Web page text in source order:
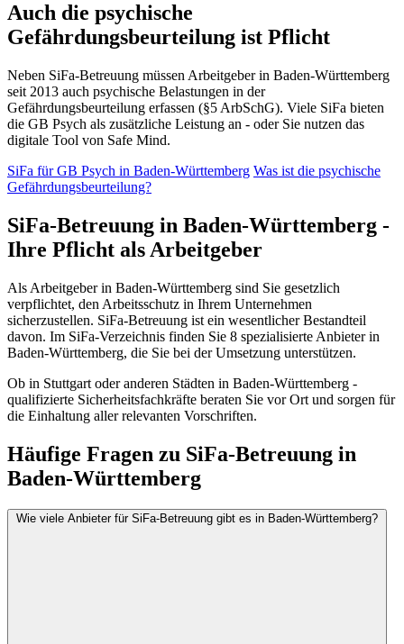
Auch die psychische
Gefährdungsbeurteilung ist Pflicht
Neben SiFa-Betreuung müssen Arbeitgeber in Baden-Württemberg
seit 2013 auch psychische Belastungen in der
Gefährdungsbeurteilung erfassen (§5 ArbSchG). Viele SiFa bieten
die GB Psych als zusätzliche Leistung an - oder Sie nutzen das
digitale Tool von Safe Mind.
SiFa für GB Psych in Baden-Württemberg Was ist die psychische
Gefährdungsbeurteilung?
SiFa-Betreuung in Baden-Württemberg -
Ihre Pflicht als Arbeitgeber
Als Arbeitgeber in Baden-Württemberg sind Sie gesetzlich
verpflichtet, den Arbeitsschutz in Ihrem Unternehmen
sicherzustellen. SiFa-Betreuung ist ein wesentlicher Bestandteil
davon. Im SiFa-Verzeichnis finden Sie 8 spezialisierte Anbieter in
Baden-Württemberg, die Sie bei der Umsetzung unterstützen.
Ob in Stuttgart oder anderen Städten in Baden-Württemberg -
qualifizierte Sicherheitsfachkräfte beraten Sie vor Ort und sorgen für
die Einhaltung aller relevanten Vorschriften.
Häufige Fragen zu SiFa-Betreuung in
Baden-Württemberg